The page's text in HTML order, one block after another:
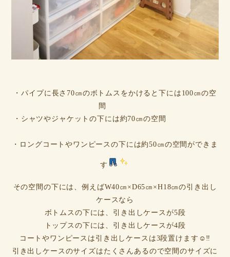
・パイプに長さ70㎝のボトムスをかけると下には100㎝の空
間
・シャツやジャケットの下には約70㎝の空間
・ロングコートやワンピースの下には約50㎝の空間ができま
す
その空間の下には、例えばW40㎝×D65㎝×H18㎝の引き出し
ケースなら
ボトムスの下には、引き出しケースが5段
トップスの下には、引き出しケースが4段
コートやワンピースは引き出しケースは3段置けます☺‼
引き出しケースのサイズはたくさんあるので空間のサイズに